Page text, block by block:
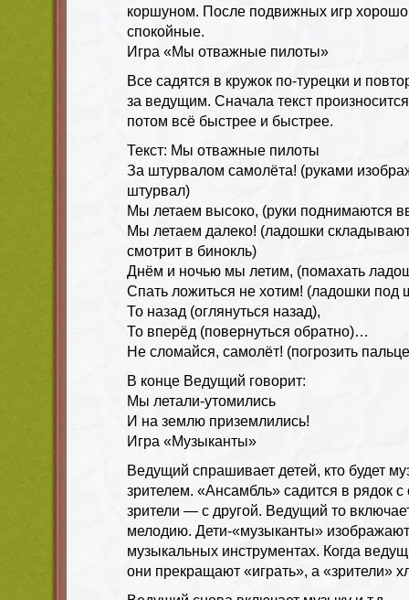
коршуном. После подвижных игр хорошо
спокойные.
Игра «Мы отважные пилоты»
Все садятся в кружок по-турецки и
за ведущим. Сначала текст
потом всё быстрее и быстрее.
Текст: Мы отважные пилоты
За штурвалом самолёта! (руками
штурвал)
Мы летаем высоко, (руки поднимаются
Мы летаем далеко! (ладошки
смотрит в бинокль)
Днём и ночью мы летим, (помахать
Спать ложиться не хотим! (ладошки под
То назад (оглянуться назад),
То вперёд (повернуться обратно)…
Не сломайся, самолёт! (погрозить
В конце Ведущий говорит:
Мы летали-утомились
И на землю приземлились!
Игра «Музыканты»
Ведущий спрашивает детей, кто будет
зрителем. «Ансамбль» садится в рядок
зрители — с другой. Ведущий то
мелодию. Дети-«музыканты»
музыкальных инструментах. Когда
они прекращают «играть», а «зрители»